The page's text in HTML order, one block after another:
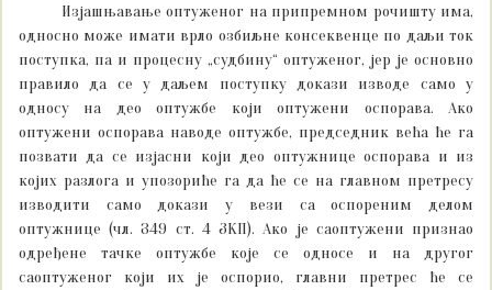
Изјашњавање оптуженог на припремном рочишту има,
односно може имати врло озбиљне консеквенце по даљи ток
поступка, па и процесну „судбину“ оптуженог, јер је основно
правило да се у даљем поступку докази изводе само у
односу на део оптужбе који оптужени оспорава. Ако
оптужени оспорава наводе оптужбе, председник већа ће га
позвати да се изјасни који део оптужнице оспорава и из
којих разлога и упозориће га да ће се на главном претресу
изводити само докази у вези са оспореним делом
оптужнице (чл. 349 ст. 4 ЗКП). Ако је саоптужени признао
одређене тачке оптужбе које се односе и на другог
саоптуженог који их је оспорио, главни претрес ће се